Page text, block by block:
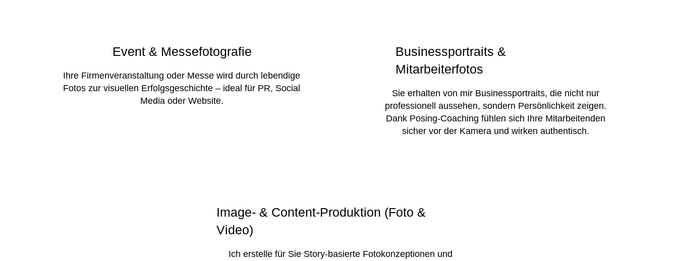
Event & Messefotografie
Ihre Firmenveranstaltung oder Messe wird durch lebendige
Fotos zur visuellen Erfolgsgeschichte – ideal für PR, Social
Media oder Website.
Businessportraits &
Mitarbeiterfotos
Sie erhalten von mir Businessportraits, die nicht nur
professionell aussehen, sondern Persönlichkeit zeigen.
Dank Posing-Coaching fühlen sich Ihre Mitarbeitenden
sicher vor der Kamera und wirken authentisch.
Image- & Content-Produktion (Foto &
Video)
Ich erstelle für Sie Story-basierte Fotokonzeptionen und